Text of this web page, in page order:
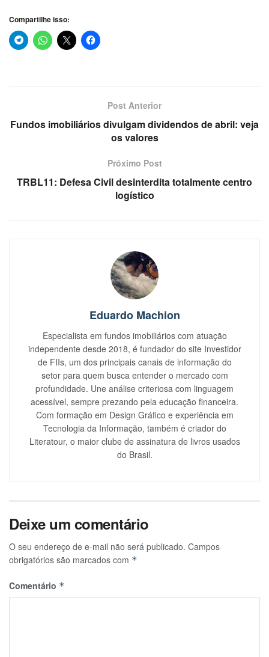
Compartilhe isso:
Post Anterior
Fundos imobiliários divulgam dividendos de abril: veja
os valores
Próximo Post
TRBL11: Defesa Civil desinterdita totalmente centro
logístico
Eduardo Machion
Especialista em fundos imobiliários com atuação
independente desde 2018, é fundador do site Investidor
de FIIs, um dos principais canais de informação do
setor para quem busca entender o mercado com
profundidade. Une análise criteriosa com linguagem
acessível, sempre prezando pela educação financeira.
Com formação em Design Gráfico e experiência em
Tecnologia da Informação, também é criador do
Literatour, o maior clube de assinatura de livros usados
do Brasil.
Deixe um comentário
O seu endereço de e-mail não será publicado. Campos
obrigatórios são marcados com *
Comentário *